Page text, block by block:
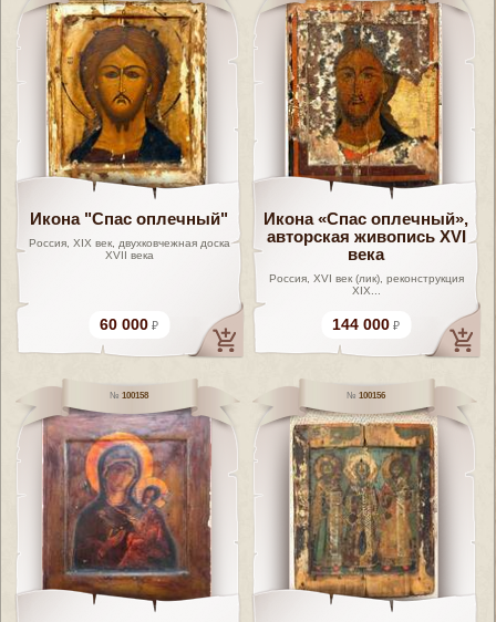
Икона "Спас оплечный"
Россия, XIX век, двухковчежная доска
XVII века
60 000
Икона «Спас оплечный»,
авторская живопись XVI
века
Россия, XVI век (лик), реконструкция
XIX...
144 000
100158 100156